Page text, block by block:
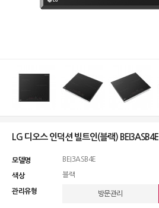
LG 디오스 인덕션 빌트인(블랙) BEI3ASB4E
모델명 BEI3ASB4E
색상 블랙
관리유형 방문관리